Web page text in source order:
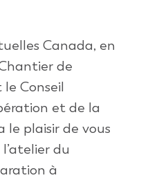
Canada, en
de
le Conseil
et de la
le plaisir de vous
du
à